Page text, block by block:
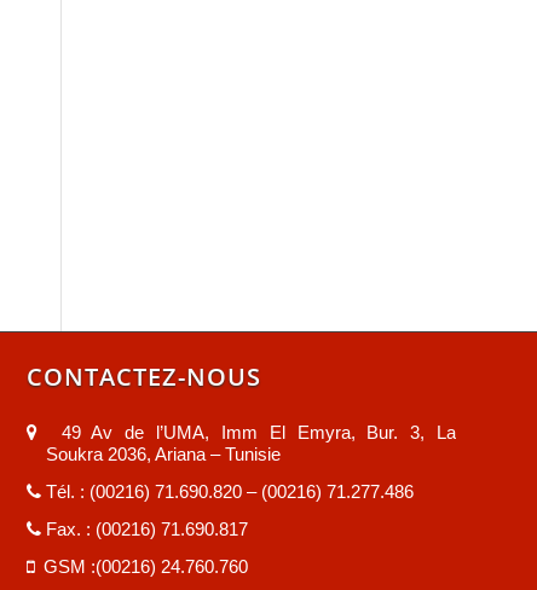
CONTACTEZ-NOUS
49 Av de l’UMA, Imm El Emyra, Bur. 3, La
Soukra 2036, Ariana – Tunisie
Tél. : (00216) 71.690.820 – (00216) 71.277.486
Fax. : (00216) 71.690.817
GSM :(00216) 24.760.760